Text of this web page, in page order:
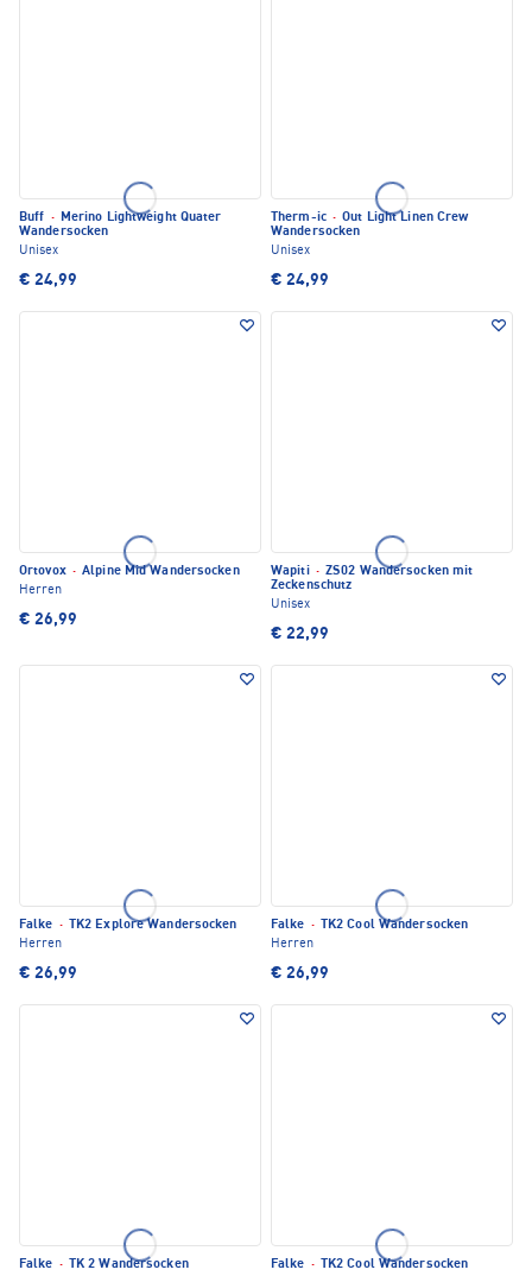
Buff · Merino Lightweight Quater
Wandersocken
Unisex
€ 24,99
Therm-ic · Out Light Linen Crew
Wandersocken
Unisex
€ 24,99
Ortovox · Alpine Mid Wandersocken
Herren
€ 26,99
Wapiti · ZS02 Wandersocken mit
Zeckenschutz
Unisex
€ 22,99
Falke ·
TK2 Explore Wandersocken
Herren
€ 26,99
Falke ·
TK2 Cool Wandersocken
Herren
€ 26,99
Falke ·
TK 2 Wandersocken
Falke ·
TK2 Cool Wandersocken